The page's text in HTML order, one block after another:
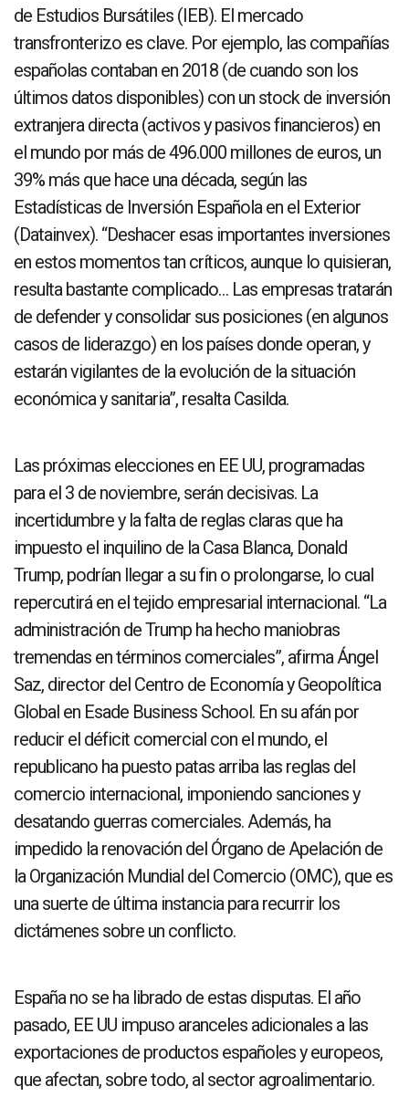
de Estudios Bursátiles (IEB). El mercado
transfronterizo es clave. Por ejemplo, las compañías
españolas contaban en 2018 (de cuando son los
últimos datos disponibles) con un stock de inversión
extranjera directa (activos y pasivos financieros) en
el mundo por más de 496.000 millones de euros, un
39% más que hace una década, según las
Estadísticas de Inversión Española en el Exterior
(Datainvex). “Deshacer esas importantes inversiones
en estos momentos tan críticos, aunque lo quisieran,
resulta bastante complicado… Las empresas tratarán
de defender y consolidar sus posiciones (en algunos
casos de liderazgo) en los países donde operan, y
estarán vigilantes de la evolución de la situación
económica y sanitaria”, resalta Casilda.
Las próximas elecciones en EE UU, programadas
para el 3 de noviembre, serán decisivas. La
incertidumbre y la falta de reglas claras que ha
impuesto el inquilino de la Casa Blanca, Donald
Trump, podrían llegar a su fin o prolongarse, lo cual
repercutirá en el tejido empresarial internacional. “La
administración de Trump ha hecho maniobras
tremendas en términos comerciales”, afirma Ángel
Saz, director del Centro de Economía y Geopolítica
Global en Esade Business School. En su afán por
reducir el déficit comercial con el mundo, el
republicano ha puesto patas arriba las reglas del
comercio internacional, imponiendo sanciones y
desatando guerras comerciales. Además, ha
impedido la renovación del Órgano de Apelación de
la Organización Mundial del Comercio (OMC), que es
una suerte de última instancia para recurrir los
dictámenes sobre un conflicto.
España no se ha librado de estas disputas. El año
pasado, EE UU impuso aranceles adicionales a las
exportaciones de productos españoles y europeos,
que afectan, sobre todo, al sector agroalimentario.